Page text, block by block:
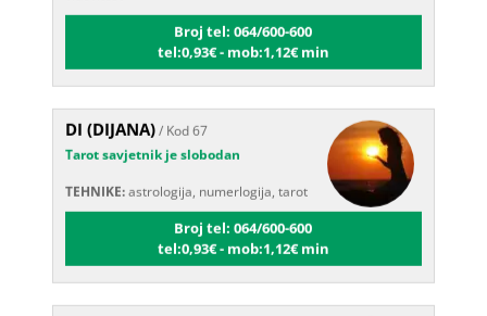
Broj tel: 064/600-600
tel:0,93€ - mob:1,12€ min
DI (DIJANA)/ Kod 67
Tarot savjetnik je slobodan
Broj tel: 064/600-600
tel:0,93€ - mob:1,12€ min
DINA/ Kod 38